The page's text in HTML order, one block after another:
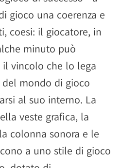
gioco una coerenza e
coesi: il giocatore, in
minuto può
il vincolo che lo lega
del mondo di gioco
al suo interno. La
veste grafica, la
colonna sonora e le
a uno stile di gioco